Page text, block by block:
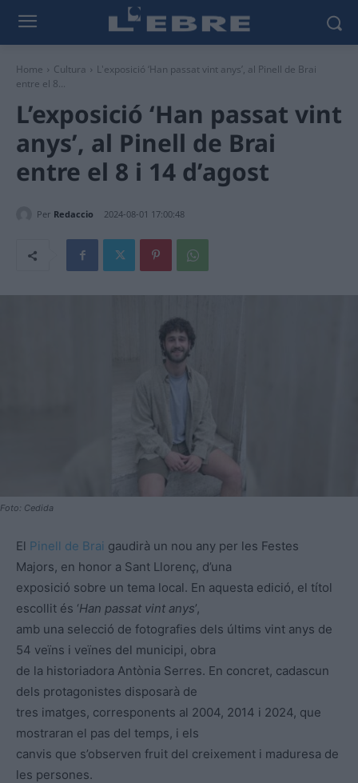
Home Cultura
L'exposició ‘Han passat vint anys’, al Pinell de Brai
entre el 8...
L’exposició ‘Han passat vint
anys’, al Pinell de Brai
entre el 8 i 14 d’agost
Per Redaccio 2024-08-01 17:00:48
Foto: Cedida
El Pinell de Brai gaudirà un nou any per les Festes
Majors, en honor a Sant Llorenç, d’una
exposició sobre un tema local. En aquesta edició, el títol
escollit és ‘Han passat vint anys’,
amb una selecció de fotografies dels últims vint anys de
54 veïns i veïnes del municipi, obra
de la historiadora Antònia Serres. En concret, cadascun
dels protagonistes disposarà de
tres imatges, corresponents al 2004, 2014 i 2024, que
mostraran el pas del temps, i els
canvis que s’observen fruit del creixement i maduresa de
les persones.